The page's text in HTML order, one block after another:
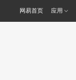
网易首页 应用